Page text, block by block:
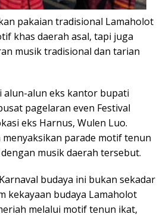
pakaian tradisional Lamaholot
khas daerah asal, tapi juga
musik tradisional dan tarian
alun-alun eks kantor bupati
pagelaran even Festival
eks Harnus, Wulen Luo.
menyaksikan parade motif tenun
musik daerah tersebut.
budaya ini bukan sekadar
kekayaan budaya Lamaholot
melalui motif tenun ikat,